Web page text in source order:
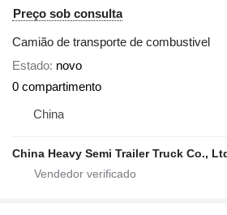
Preço sob consulta
Camião de transporte de combustivel
Estado novo
0 compartimento
China
China Heavy Semi Trailer Truck Co.,